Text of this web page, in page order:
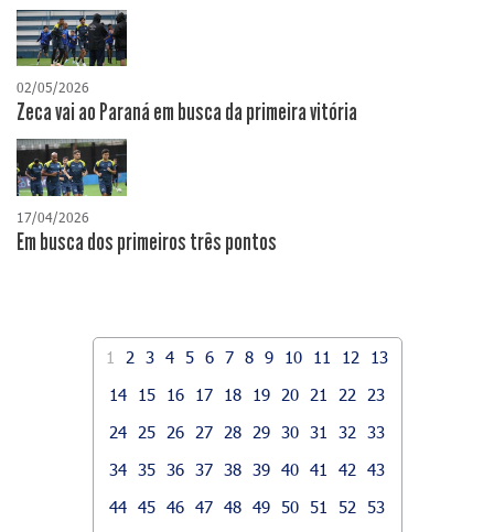
02/05/2026
Zeca vai ao Paraná em busca da primeira vitória
17/04/2026
​Em busca dos primeiros três pontos
1 2 3 4 5 6 7 8 9 10 11 12
13
14
15 16 17 18 19 20 21 22
23
24
25 26 27 28 29 30 31 32
33
34
35 36 37 38 39 40 41 42
43
44 45 46 47 48 49 50 51 52
53